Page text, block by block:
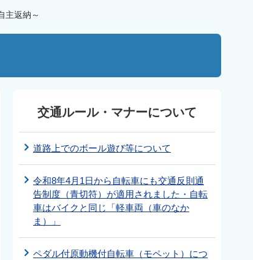
主返納～
交通ルール・マナーについて
道路上でのボール遊び等について
令和8年4月1日から自転車にも交通反則通
告制度（青切符）が適用されました・自転
車はバイクと同じ「軽車両（車のなか
ま）」
ペダル付原動機付自転車（モペット）につ